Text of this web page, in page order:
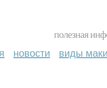
полезная
новости виды